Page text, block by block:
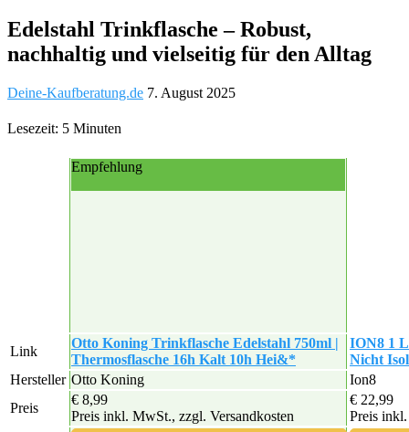
Edelstahl Trinkflasche – Robust,
nachhaltig und vielseitig für den Alltag
Deine-Kaufberatung.de 7. August 2025
Lesezeit: 5 Minuten
Empfehlung
Link
Otto Koning Trinkflasche Edelstahl 750ml |
Thermosflasche 16h Kalt 10h Hei&*
ION8 1
Nicht
Hersteller Otto Koning
Ion8
Preis
€ 8,99
Preis inkl. MwSt., zzgl. Versandkosten
€ 22,99
Preis